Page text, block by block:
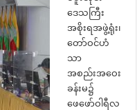
ဒေသကြီး
အစိုးရအဖွဲ့ရုံး၊
တော်ဝင်ဟံ
သာ
အစည်းအဝေး
ခန်းမ၌
ဖေဖော်ဝါရီလ